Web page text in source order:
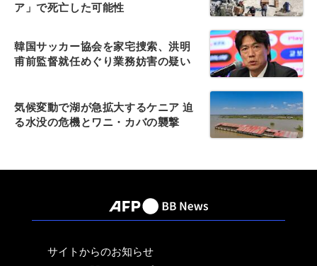
ア」で死亡した可能性
韓国サッカー協会を家宅捜索、洪明
甫前監督就任めぐり業務妨害の疑い
気候変動で湖が急拡大するケニア 迫
る水没の危機とワニ・カバの襲撃
サイトからのお知らせ